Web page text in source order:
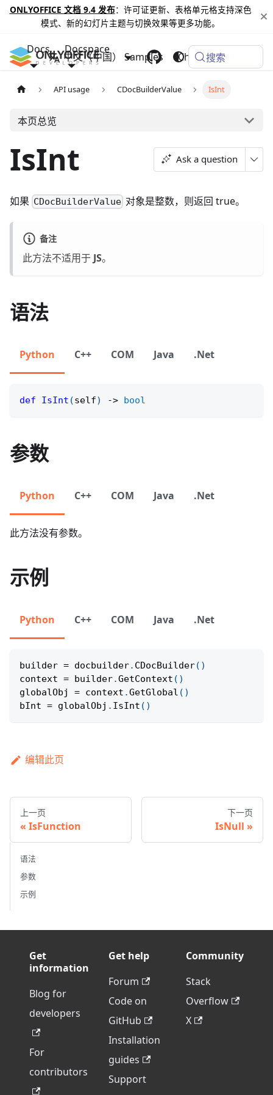
ONLYOFFICE 文档 9.4 发布：许可证更新、表格单元格支持深色
模式、新的幻灯片主题与切换效果等更多功能。
Docs Docspace
Samples Changelog
中文（中国） 搜索
API usage CDocBuilderValue IsInt
本页总览
IsInt Ask a question
如果 CDocBuilderValue 对象是整数，则返回 true。
备注
此方法不适用于JS。
语法
Python C++ COM Java .Net
def IsInt (self) -> bool
参数
Python C++ COM Java .Net
此方法没有参数。
示例
Python C++ COM Java .Net
builder = docbuilder. CDocBuilder( )
context = builder.GetContext ( )
globalObj = context .GetGlobal ( )
bInt = globalObj . IsInt ( )
编辑此页
上一页
IsFunction
下一页
IsNull
语法
参数
示例
Get
information
Blog for
developers
For
contributors
Get help
Forum
Code on
GitHub
Installation
guides
Support
Community
Stack
Overflow
X